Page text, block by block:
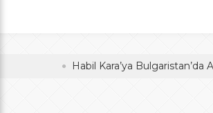
Habil Kara’ya Bulgaristan’da